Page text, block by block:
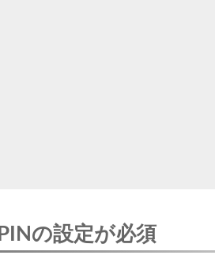
PINの設定が必須